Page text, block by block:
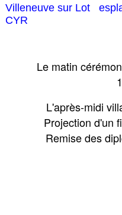
Villeneuve sur Lot
CYR
Le matin
L'après-midi
Projection d'un
Remise des